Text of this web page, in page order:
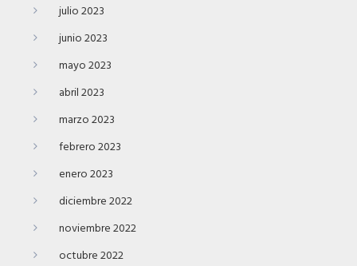
julio 2023
junio 2023
mayo 2023
abril 2023
marzo 2023
febrero 2023
enero 2023
diciembre 2022
noviembre 2022
octubre 2022